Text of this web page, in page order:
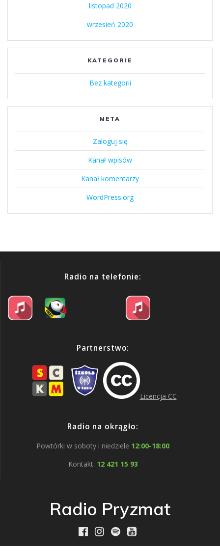
listopad 2020
wrzesień 2020
KATEGORIE
Bez kategorii
META
Zaloguj się
Kanał wpisów
Kanał komentarzy
WordPress.org
Radio na telefonie:
Partnerstwo:
Licencja CC
Radio na okrągło:
Powtórki w soboty i niedziele 12:00-18:00
Kontakt: 12 421 15 93
Radio Pryzmat